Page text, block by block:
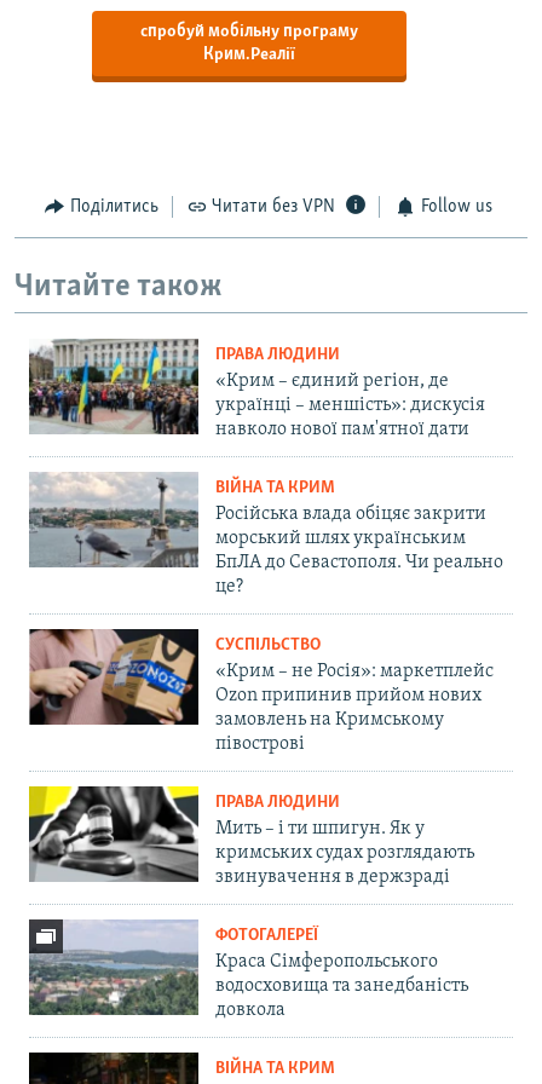
спробуй мобільну програму
Крим.Реалії
Поділитись Читати без VPN Follow us
Читайте також
ПРАВА ЛЮДИНИ
«Крим – єдиний регіон, де
українці – меншість»: дискусія
навколо нової пам'ятної дати
ВІЙНА ТА КРИМ
Російська влада обіцяє закрити
морський шлях українським
БпЛА до Севастополя. Чи реально
це?
СУСПІЛЬСТВО
«Крим – не Росія»: маркетплейс
Ozon припинив прийом нових
замовлень на Кримському
півострові
ПРАВА ЛЮДИНИ
Мить – і ти шпигун. Як у
кримських судах розглядають
звинувачення в держзраді
ФОТОГАЛЕРЕЇ
Краса Сімферопольського
водосховища та занедбаність
довкола
ВІЙНА ТА КРИМ